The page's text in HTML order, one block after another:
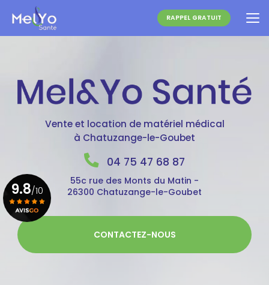
contenu
principal
RAPPEL GRATUIT
Vente et location de matériel médical
à Chatuzange-le-Goubet
04 75 47 68 87
55c rue des Monts du Matin -
26300 Chatuzange-le-Goubet
CONTACTEZ-NOUS
9.8/10
Voir le certificat